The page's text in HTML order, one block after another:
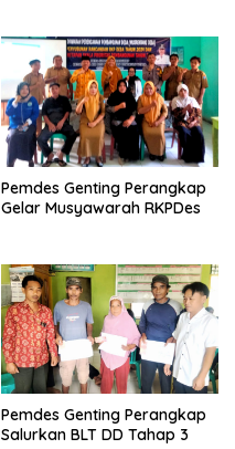
Pemdes Genting Perangkap
Gelar Musyawarah RKPDes
Pemdes Genting Perangkap
Salurkan BLT DD Tahap 3